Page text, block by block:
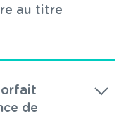
au titre
de